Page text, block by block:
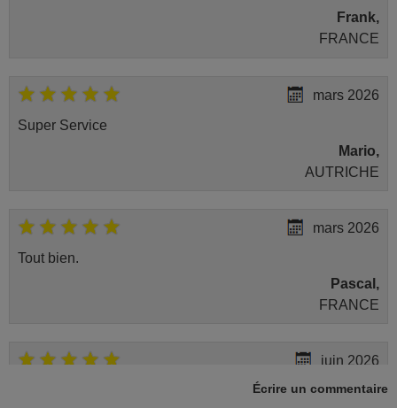
Frank,
FRANCE
mars 2026
Super Service
Mario,
AUTRICHE
mars 2026
Tout bien.
Pascal,
FRANCE
juin 2026
Écrire un commentaire